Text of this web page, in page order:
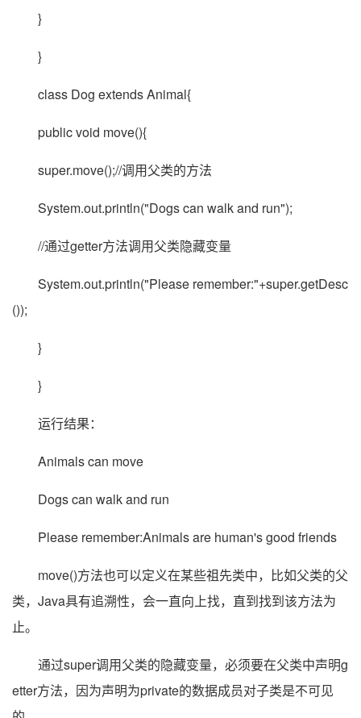
}
}
class Dog extends Animal{
public void move(){
super.move();//调用父类的方法
System.out.println("Dogs can walk and run");
//通过getter方法调用父类隐藏变量
System.out.println("Please remember:"+super.getDesc
());
}
}
运行结果：
Animals can move
Dogs can walk and run
Please remember:Animals are human's good friends
move()方法也可以定义在某些祖先类中，比如父类的父
类，Java具有追溯性，会一直向上找，直到找到该方法为
止。
通过super调用父类的隐藏变量，必须要在父类中声明g
etter方法，因为声明为private的数据成员对子类是不可见